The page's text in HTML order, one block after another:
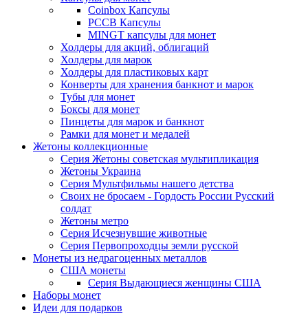
Coinbox Капсулы
РССВ Капсулы
MINGT капсулы для монет
Холдеры для акций, облигаций
Холдеры для марок
Холдеры для пластиковых карт
Конверты для хранения банкнот и марок
Тубы для монет
Боксы для монет
Пинцеты для марок и банкнот
Рамки для монет и медалей
Жетоны коллекционные
Серия Жетоны советская мультипликация
Жетоны Украина
Серия Мультфильмы нашего детства
Своих не бросаем - Гордость России Русский
солдат
Жетоны метро
Серия Исчезнувшие животные
Серия Первопроходцы земли русской
Монеты из недрагоценных металлов
США монеты
Серия Выдающиеся женщины США
Наборы монет
Идеи для подарков